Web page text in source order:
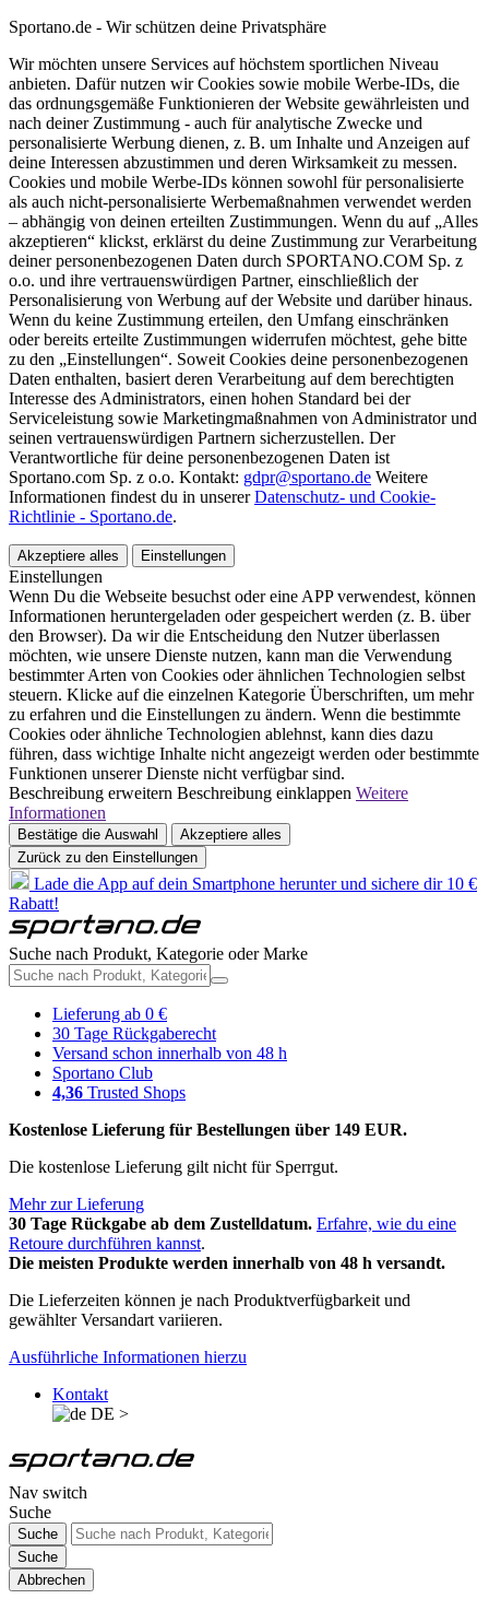
Sportano.de - Wir schützen deine Privatsphäre
Wir möchten unsere Services auf höchstem sportlichen Niveau
anbieten. Dafür nutzen wir Cookies sowie mobile Werbe-IDs, die
das ordnungsgemäße Funktionieren der Website gewährleisten und
nach deiner Zustimmung - auch für analytische Zwecke und
personalisierte Werbung dienen, z. B. um Inhalte und Anzeigen auf
deine Interessen abzustimmen und deren Wirksamkeit zu messen.
Cookies und mobile Werbe-IDs können sowohl für personalisierte
als auch nicht-personalisierte Werbemaßnahmen verwendet werden
– abhängig von deinen erteilten Zustimmungen. Wenn du auf „Alles
akzeptieren“ klickst, erklärst du deine Zustimmung zur Verarbeitung
deiner personenbezogenen Daten durch SPORTANO.COM Sp. z
o.o. und ihre vertrauenswürdigen Partner, einschließlich der
Personalisierung von Werbung auf der Website und darüber hinaus.
Wenn du keine Zustimmung erteilen, den Umfang einschränken
oder bereits erteilte Zustimmungen widerrufen möchtest, gehe bitte
zu den „Einstellungen“. Soweit Cookies deine personenbezogenen
Daten enthalten, basiert deren Verarbeitung auf dem berechtigten
Interesse des Administrators, einen hohen Standard bei der
Serviceleistung sowie Marketingmaßnahmen von Administrator und
seinen vertrauenswürdigen Partnern sicherzustellen. Der
Verantwortliche für deine personenbezogenen Daten ist
Sportano.com Sp. z o.o. Kontakt: gdpr@sportano.de Weitere
Informationen findest du in unsererDatenschutz- und Cookie-
Richtlinie - Sportano.de.
Akzeptiere alles Einstellungen
Einstellungen
Wenn Du die Webseite besuchst oder eine APP verwendest, können
Informationen heruntergeladen oder gespeichert werden (z. B. über
den Browser). Da wir die Entscheidung den Nutzer überlassen
möchten, wie unsere Dienste nutzen, kann man die Verwendung
bestimmter Arten von Cookies oder ähnlichen Technologien selbst
steuern. Klicke auf die einzelnen Kategorie Überschriften, um mehr
zu erfahren und die Einstellungen zu ändern. Wenn die bestimmte
Cookies oder ähnliche Technologien ablehnst, kann dies dazu
führen, dass wichtige Inhalte nicht angezeigt werden oder bestimmte
Funktionen unserer Dienste nicht verfügbar sind.
Beschreibung erweitern Beschreibung einklappen Weitere
Informationen
Bestätige die Auswahl
Akzeptiere alles
Zurück zu den Einstellungen
Lade die App auf dein Smartphone herunter und sichere dir 10 €
Rabatt!
Suche nach Produkt, Kategorie oder Marke
Lieferung ab 0 €
30 Tage Rückgaberecht
Versand schon innerhalb von 48 h
Sportano Club
4,36 Trusted Shops
Kostenlose Lieferung für Bestellungen über 149 EUR.
Die kostenlose Lieferung gilt nicht für Sperrgut.
Mehr zur Lieferung
30 Tage Rückgabe ab dem Zustelldatum. Erfahre, wie du eine
Retoure durchführen kannst.
Die meisten Produkte werden innerhalb von 48 h versandt.
Die Lieferzeiten können je nach Produktverfügbarkeit und
gewählter Versandart variieren.
Ausführliche Informationen hierzu
Kontakt
DE >
Nav switch
Suche
Suche
Suche
Abbrechen